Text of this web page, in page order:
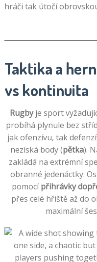
hráči tak útočí
Taktika a
vs kontinuita
Rugbyje sport
probíhá plynule bez
jak ofenzívu, tak
nezíská body (pětka).
zakládá na extrémní
obranné jedenáctky.
pomocípřihrávky
přes celé hřiště až do
maximální